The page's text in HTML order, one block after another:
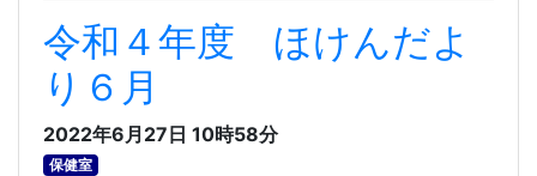
令和４年度 ほけんだよ
り６月
2022年6月27日 10時58分
保健室